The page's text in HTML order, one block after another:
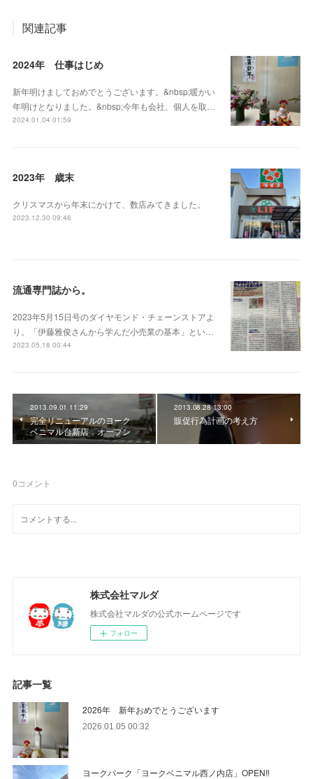
関連記事
2024年 仕事はじめ
新年明けましておめでとうございます。&nbsp;暖かい
年明けとなりました。&nbsp;今年も会社、個人を取…
2024.01.04 01:59
2023年 歳末
クリスマスから年末にかけて、数店みてきました。
2023.12.30 09:46
流通専門誌から。
2023年5月15日号のダイヤモンド・チェーンストアよ
り。「伊藤雅俊さんから学んだ小売業の基本」とい…
2023.05.18 00:44
2013.09.01 11:29
完全リニューアルのヨーク
ベニマル台新店 オープン
2013.08.28 13:00
販促行為計画の考え方
0コメント
株式会社マルダ
株式会社マルダの公式ホームページです
フォロー
記事一覧
2026年 新年おめでとうございます
2026.01.05 00:32
ヨークパーク「ヨークベニマル西ノ内店」OPEN‼